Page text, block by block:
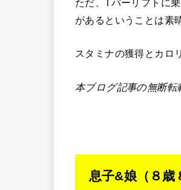
ただ、Tバーリフトに
があるということは素
スタミナの獲得とカロ
本ブログ記事の無断
息子&娘（８歳